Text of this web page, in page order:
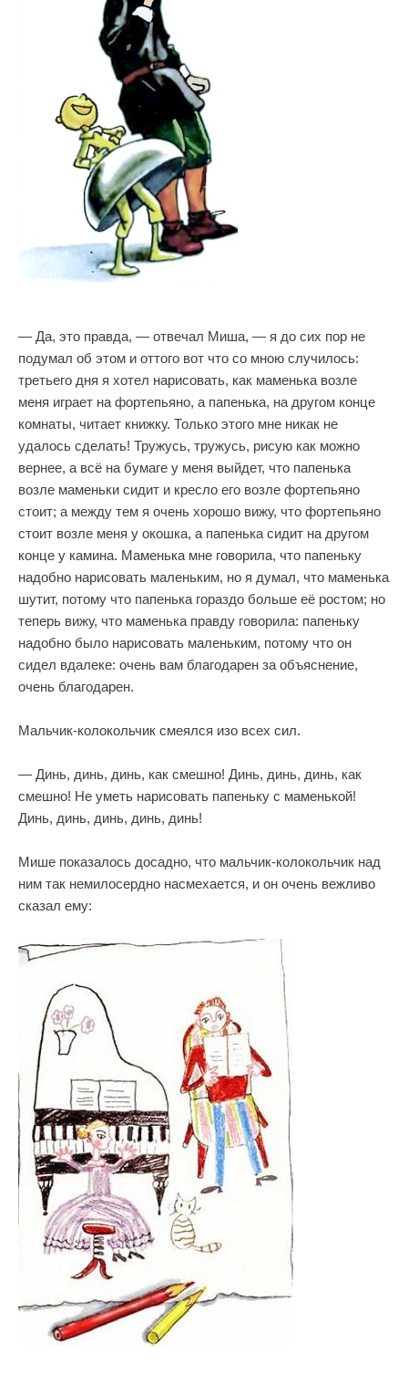
— Да, это правда, — отвечал Миша, — я до сих пор не
подумал об этом и оттого вот что со мною случилось:
третьего дня я хотел нарисовать, как маменька возле
меня играет на фортепьяно, а папенька, на другом конце
комнаты, читает книжку. Только этого мне никак не
удалось сделать! Тружусь, тружусь, рисую как можно
вернее, а всё на бумаге у меня выйдет, что папенька
возле маменьки сидит и кресло его возле фортепьяно
стоит; а между тем я очень хорошо вижу, что фортепьяно
стоит возле меня у окошка, а папенька сидит на другом
конце у камина. Маменька мне говорила, что папеньку
надобно нарисовать маленьким, но я думал, что маменька
шутит, потому что папенька гораздо больше её ростом; но
теперь вижу, что маменька правду говорила: папеньку
надобно было нарисовать маленьким, потому что он
сидел вдалеке: очень вам благодарен за объяснение,
очень благодарен.
Мальчик-колокольчик смеялся изо всех сил.
— Динь, динь, динь, как смешно! Динь, динь, динь, как
смешно! Не уметь нарисовать папеньку с маменькой!
Динь, динь, динь, динь, динь!
Мише показалось досадно, что мальчик-колокольчик над
ним так немилосердно насмехается, и он очень вежливо
сказал ему: